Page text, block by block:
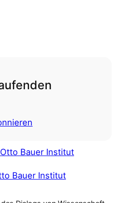
Bauer Institut